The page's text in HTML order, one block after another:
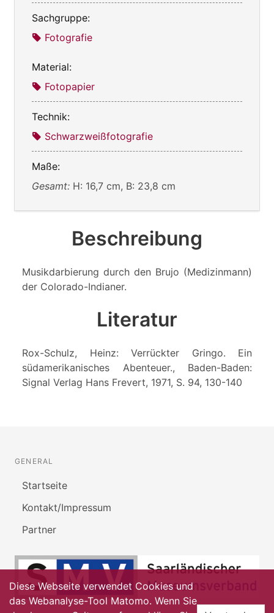
Sachgruppe:
Fotografie
Material:
Fotopapier
Technik:
Schwarzweißfotografie
Maße:
Gesamt: H: 16,7 cm, B: 23,8 cm
Beschreibung
Musikdarbierung durch den Brujo (Medizinmann)
der Colorado-Indianer.
Literatur
Rox-Schulz, Heinz: Verrückter Gringo. Ein
südamerikanisches Abenteuer., Baden-Baden:
Signal Verlag Hans Frevert, 1971, S. 94, 130-140
GENERAL
Startseite
Kontakt/Impressum
Partner
Diese Webseite verwendet Cookies und
das Webanalyse-Tool Matomo. Wenn Sie